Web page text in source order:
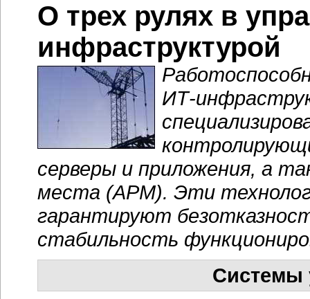
О трех рулях в
инфраструктурой
ИТ-
серверы и приложения, а
места (АРМ). Эти
гарантируют
стабильность
Системы